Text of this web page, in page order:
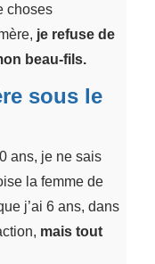
choses
je refuse de
beau-fils.
sous le
ans, je ne sais
la femme de
j’ai 6 ans, dans
mais tout